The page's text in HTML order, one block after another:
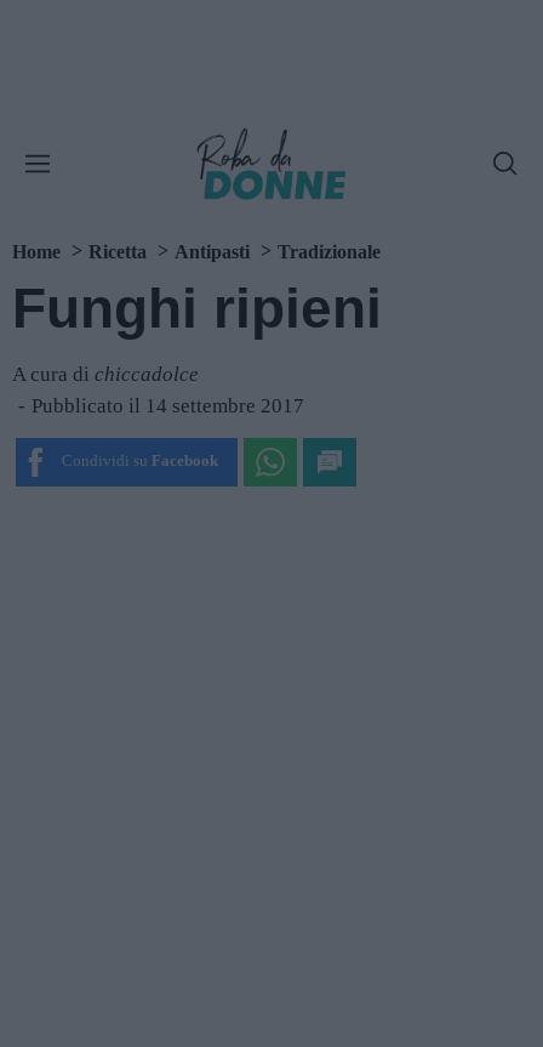
Home Ricetta Antipasti Tradizionale
Funghi ripieni
A cura di chiccadolce
Pubblicato il 14 settembre 2017
Condividi su Facebook